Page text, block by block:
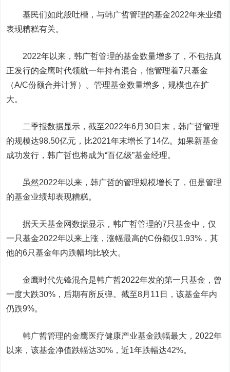
基民们如此般吐槽，与韩广哲管理的基金2022年来业绩
表现糟糕有关。
2022年以来，韩广哲管理的基金数量增多了，不包括真
正发行的金鹰时代领航一年持有混合，他管理着7只基金
（A/C份额合并计算）。管理基金数量增多，规模也在扩
大。
二季报数据显示，截至2022年6月30日末，韩广哲管理
的规模达98.50亿元，比2021年末增长了14亿。如果新基金
成功发行，韩广哲也将成为“百亿级”基金经理。
虽然2022年以来，韩广哲的管理规模增长了，但是管理
的基金业绩却表现糟糕。
据天天基金网数据显示，韩广哲管理的7只基金中，仅
一只基金2022年以来上涨，涨幅最高的C份额仅1.93%，其
他的6只基金年内跌幅均比较大。
金鹰时代先锋混合是韩广哲2022年发的第一只基金，曾
一度大跌30%，后期有所反弹。截至8月11日，该基金年内
仍跌9%。
韩广哲管理的金鹰医疗健康产业基金跌幅最大，2022年
以来，该基金净值跌幅达30%，近1年跌幅达42%。